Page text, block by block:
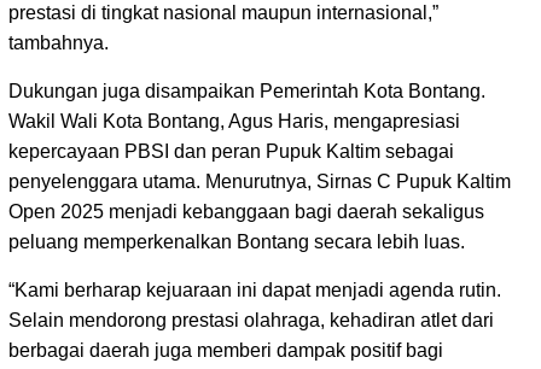
prestasi di tingkat nasional maupun internasional,”
tambahnya.
Dukungan juga disampaikan Pemerintah Kota Bontang.
Wakil Wali Kota Bontang, Agus Haris, mengapresiasi
kepercayaan PBSI dan peran Pupuk Kaltim sebagai
penyelenggara utama. Menurutnya, Sirnas C Pupuk Kaltim
Open 2025 menjadi kebanggaan bagi daerah sekaligus
peluang memperkenalkan Bontang secara lebih luas.
“Kami berharap kejuaraan ini dapat menjadi agenda rutin.
Selain mendorong prestasi olahraga, kehadiran atlet dari
berbagai daerah juga memberi dampak positif bagi